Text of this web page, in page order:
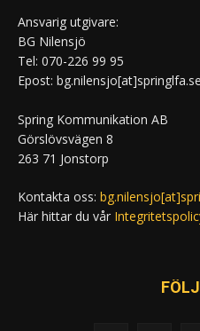
Ansvarig utgivare:
BG Nilensjö
Tel: 070-226 99 95
Epost: bg.nilensjo[at]springlfa.se
Spring Kommunikation AB
Görslövsvägen 8
263 71 Jonstorp
Kontakta oss:
Här hittar du vår